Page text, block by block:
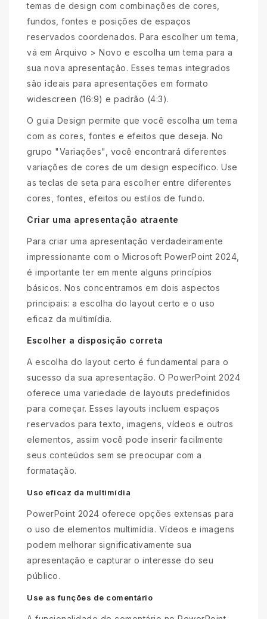
temas de design com combinações de cores,
fundos, fontes e posições de espaços
reservados coordenados. Para escolher um tema,
vá em Arquivo > Novo e escolha um tema para a
sua nova apresentação. Esses temas integrados
são ideais para apresentações em formato
widescreen (16:9) e padrão (4:3).
O guia Design permite que você escolha um tema
com as cores, fontes e efeitos que deseja. No
grupo "Variações", você encontrará diferentes
variações de cores de um design específico. Use
as teclas de seta para escolher entre diferentes
cores, fontes, efeitos ou estilos de fundo.
Criar uma apresentação atraente
Para criar uma apresentação verdadeiramente
impressionante com o Microsoft PowerPoint 2024,
é importante ter em mente alguns princípios
básicos. Nos concentramos em dois aspectos
principais: a escolha do layout certo e o uso
eficaz da multimídia.
Escolher a disposição correta
A escolha do layout certo é fundamental para o
sucesso da sua apresentação. O PowerPoint 2024
oferece uma variedade de layouts predefinidos
para começar. Esses layouts incluem espaços
reservados para texto, imagens, vídeos e outros
elementos, assim você pode inserir facilmente
seus conteúdos sem se preocupar com a
formatação.
Uso eficaz da multimídia
PowerPoint 2024 oferece opções extensas para
o uso de elementos multimídia. Vídeos e imagens
podem melhorar significativamente sua
apresentação e capturar o interesse do seu
público.
Use as funções de comentário